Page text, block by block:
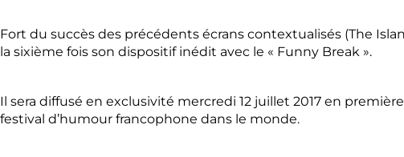
Fort du succès des précédents écrans contextualisés (The
la sixième fois son dispositif inédit avec le « Funny Break ».
Il sera diffusé en exclusivité mercredi 12 juillet 2017 en
festival d’humour francophone dans le monde.